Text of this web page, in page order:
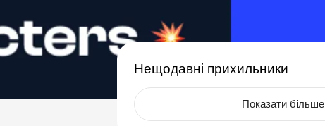
Нещодавні прихильники
Показати більше